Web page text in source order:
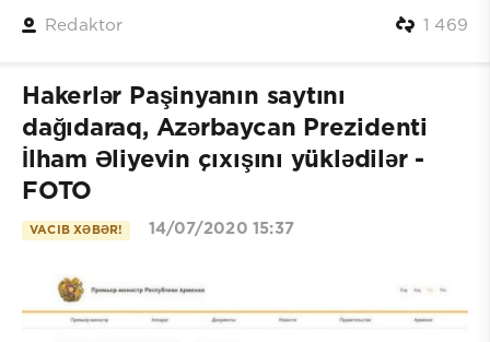
Redaktor 1 469
Hakerlər Paşinyanın saytını
dağıdaraq, Azərbaycan Prezidenti
İlham Əliyevin çıxışını yüklədilər -
FOTO
VACIB XƏBƏR! 14/07/2020 15:37